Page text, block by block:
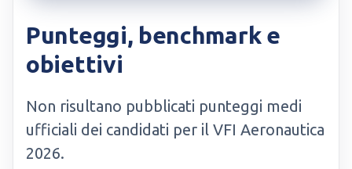
Punteggi, benchmark e
obiettivi
Non risultano pubblicati punteggi medi
ufficiali dei candidati per il VFI Aeronautica
2026.